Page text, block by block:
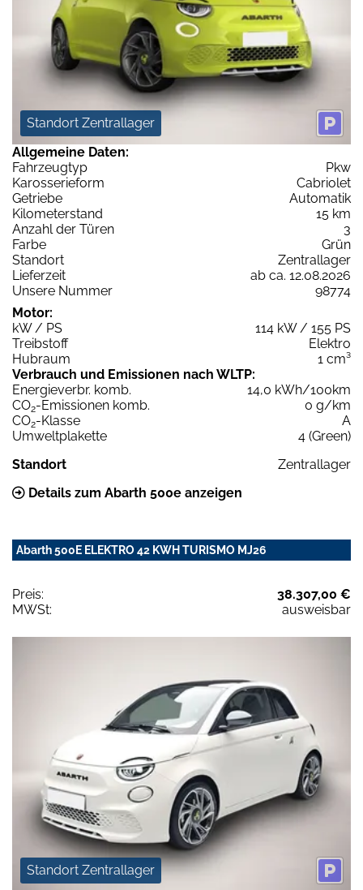
Standort Zentrallager
Allgemeine Daten:
Fahrzeugtyp
Pkw
Karosserieform
Cabriolet
Getriebe
Automatik
Kilometerstand
15 km
Anzahl der Türen
3
Farbe
Grün
Standort
Zentrallager
Lieferzeit
ab ca. 12.08.2026
Unsere Nummer
98774
Motor:
kW / PS
114 kW / 155 PS
Treibstoff
Elektro
Hubraum
1 cm³
Verbrauch und Emissionen nach WLTP:
Energieverbr. komb.
14,0 kWh/100km
CO2-Emissionen komb.
0 g/km
CO2-Klasse
A
Umweltplakette
4 (Green)
Standort
Zentrallager
Details zum Abarth 500e anzeigen
Abarth 500E ELEKTRO 42 KWH TURISMO MJ26
Preis:
38.307,00 €
MWSt:
ausweisbar
Standort Zentrallager